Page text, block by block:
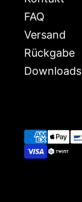
FAQ
Versand
Rückgabe
Downloads